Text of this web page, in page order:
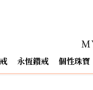
永恆鑽戒 個性珠寶